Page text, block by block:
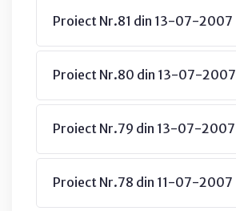
Proiect Nr.81 din 13-07-2007
Proiect Nr.80 din 13-07-2007
Proiect Nr.79 din 13-07-2007
Proiect Nr.78 din 11-07-2007